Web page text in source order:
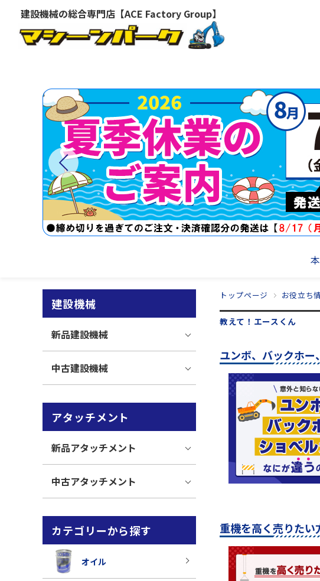
建設機械の総合専門店【ACE Factory Group】
トップページ お役立ち
教えて！エースくん
ユンボ、バックホー
重機を高く売りた
建設機械
新品建設機械
中古建設機械
アタッチメント
新品アタッチメント
中古アタッチメント
カテゴリーから探す
オイル